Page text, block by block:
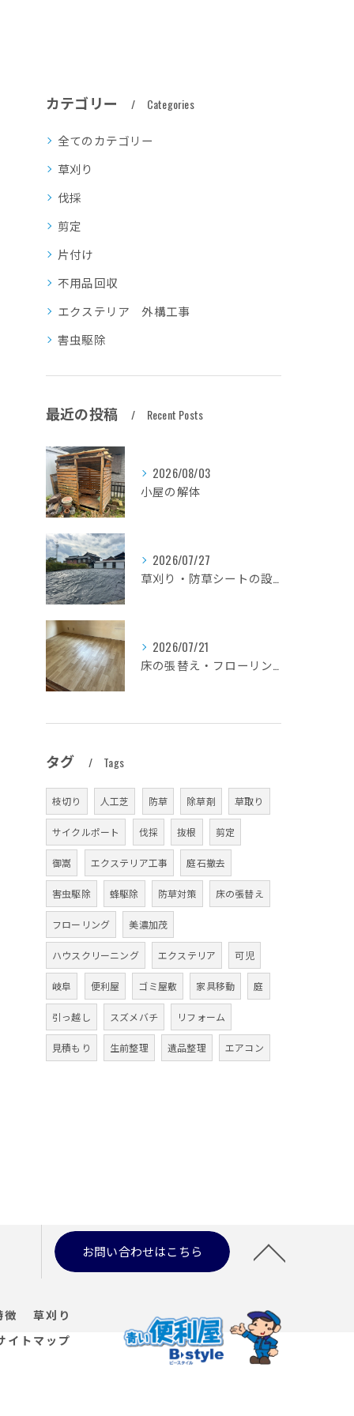
カテゴリー Categories
全てのカテゴリー
草刈り
伐採
剪定
片付け
不用品回収
エクステリア 外構工事
害虫駆除
最近の投稿 Recent Posts
2026/08/03
小屋の解体
2026/07/27
草刈り・防草シートの設置
2026/07/21
床の張替え・フローリングのリフォーム
タグ Tags
枝切り 人工芝 防草 除草剤 草取り
サイクルポート 伐採 抜根 剪定
御嵩 エクステリア工事 庭石撤去
害虫駆除 蜂駆除 防草対策 床の張替え
フローリング 美濃加茂
ハウスクリーニング エクステリア 可児
岐阜 便利屋 ゴミ屋敷 家具移動 庭
引っ越し スズメバチ リフォーム
見積もり 生前整理 遺品整理 エアコン
お問い合わせはこちら
徴
草刈り
イトマップ